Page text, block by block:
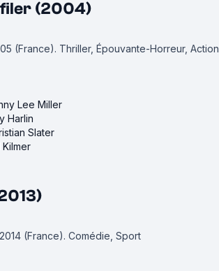
(2004)
(France). Thriller, Épouvante-Horreur, Action
Lee Miller
Harlin
Slater
(France). Comédie, Sport